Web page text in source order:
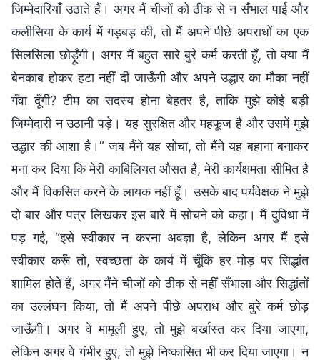
जिम्मेदारियाँ उठाते हैं। अगर मैं चीजों को ठीक से न सँभाल पाई और
कलीसिया के कार्य में गड़बड़ की, तो मैं अपने पीछे अपराधों का एक
सिलसिला छोड़ूँगी। अगर मैं बहुत सारे बुरे कर्म करती हूँ, तो क्या मैं
बेनकाब होकर हटा नहीं दी जाऊँगी और अपने उद्धार का मौका नहीं
गँवा दूँगी? टीम का सदस्य होना बेहतर है, ताकि मुझे कोई बड़ी
जिम्मेदारी न उठानी पड़े। यह सुरक्षित और महफूज है और उसमें मुझे
उद्धार की आशा है।” जब मैंने यह सोचा, तो मैंने यह बहाना बनाकर
मना कर दिया कि मेरी काबिलियत औसत है, मेरी कार्यक्षमता सीमित है
और मैं विकसित करने के लायक नहीं हूँ। उसके बाद पर्यवेक्षक ने मुझे
दो बार और पत्र लिखकर इस बारे में सोचने को कहा। मैं दुविधा में
पड़ गई, “इसे स्वीकार न करना अवज्ञा है, लेकिन अगर मैं इसे
स्वीकार करूँ तो, स्वच्छता के कार्य में चूँकि हर मोड़ पर सिद्धांत
शामिल होते हैं, अगर मैंने चीजों को ठीक से नहीं सँभाला और सिद्धांतों
का उल्लंघन किया, तो मैं अपने पीछे अपराध और बुरे कर्म छोड़
जाऊँगी। अगर वे मामूली हुए, तो मुझे बर्खास्त कर दिया जाएगा,
लेकिन अगर वे गंभीर हुए, तो मुझे निष्कासित भी कर दिया जाएगा। न